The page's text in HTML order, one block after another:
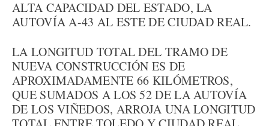
ALTA CAPACIDAD DEL ESTADO, LA
AUTOVÍA A-43 AL ESTE DE CIUDAD REAL.
LA LONGITUD TOTAL DEL TRAMO DE
NUEVA CONSTRUCCIÓN ES DE
APROXIMADAMENTE 66 KILÓMETROS,
QUE SUMADOS A LOS 52 DE LA AUTOVÍA
DE LOS VIÑEDOS, ARROJA UNA LONGITUD